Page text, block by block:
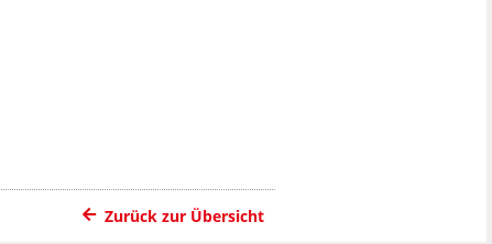
Zurück zur Übersicht